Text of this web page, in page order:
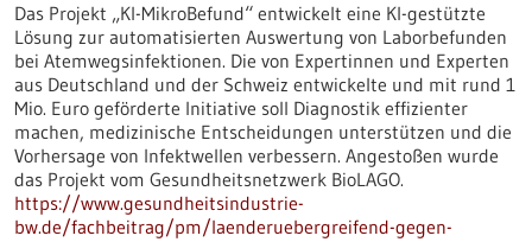
Das Projekt „KI-MikroBefund“ entwickelt eine KI-gestützte
Lösung zur automatisierten Auswertung von Laborbefunden
bei Atemwegsinfektionen. Die von Expertinnen und Experten
aus Deutschland und der Schweiz entwickelte und mit rund 1
Mio. Euro geförderte Initiative soll Diagnostik effizienter
machen, medizinische Entscheidungen unterstützen und die
Vorhersage von Infektwellen verbessern. Angestoßen wurde
das Projekt vom Gesundheitsnetzwerk BioLAGO.
https://www.gesundheitsindustrie-
bw.de/fachbeitrag/pm/laenderuebergreifend-gegen-